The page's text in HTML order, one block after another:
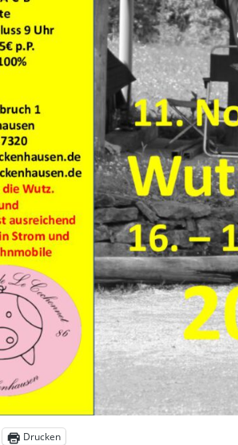
Drucken